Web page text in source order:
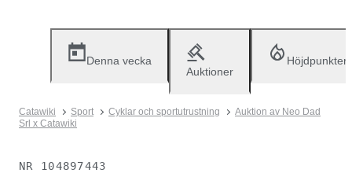
Denna vecka
Auktioner
Höjdpunkter
Catawiki Sport Cyklar och sportutrustning
Auktion av Neo Dad
Srl x Catawiki
NR 104897443